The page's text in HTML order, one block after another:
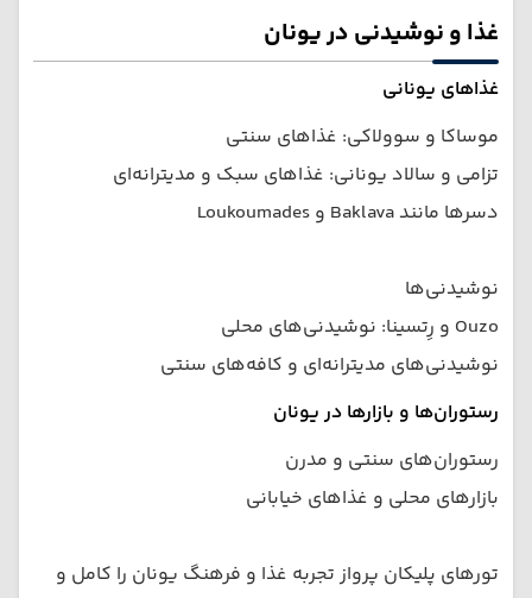
غذا و نوشیدنی در یونان
غذاهای یونانی
موساکا و سوولاکی: غذاهای سنتی
تزامی و سالاد یونانی: غذاهای سبک و مدیترانه‌ای
دسرها مانند Baklava و Loukoumades
نوشیدنی‌ها
Ouzo و رِتسینا: نوشیدنی‌های محلی
نوشیدنی‌های مدیترانه‌ای و کافه‌های سنتی
رستوران‌ها و بازارها در یونان
رستوران‌های سنتی و مدرن
بازارهای محلی و غذاهای خیابانی
تورهای پلیکان پرواز تجربه غذا و فرهنگ یونان را کامل و